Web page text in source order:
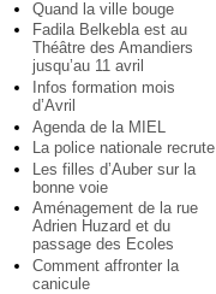
Quand la ville bouge
Fadila Belkebla est au
Théâtre des Amandiers
jusqu’au 11 avril
Infos formation mois
d’Avril
Agenda de la MIEL
La police nationale recrute
Les filles d’Auber sur la
bonne voie
Aménagement de la rue
Adrien Huzard et du
passage des Ecoles
Comment affronter la
canicule